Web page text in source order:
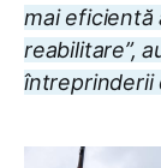
mai eficientă
reabilitare”,
întreprinderii